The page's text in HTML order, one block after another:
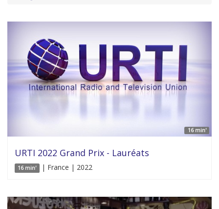
16 min'
URTI 2022 Grand Prix - Lauréats
16 min' | France | 2022